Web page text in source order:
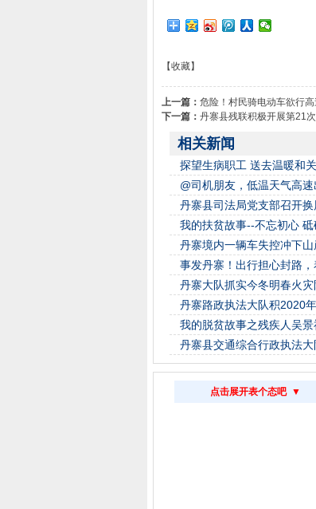
【收藏】
上一篇： 危险！村民骑电动车欲行
下一篇： 丹寨县残联积极开展第21
相关新闻
探望生病职工 送去温暖和
@司机朋友，低温天气高
丹寨县司法局党支部召开
我的扶贫故事--不忘初心
丹寨境内一辆车失控冲下
事发丹寨！出行担心封路
丹寨大队抓实今冬明春火
丹寨路政执法大队积2020
我的脱贫故事之残疾人吴
丹寨县交通综合行政执法
点击展开表个态吧 ▼